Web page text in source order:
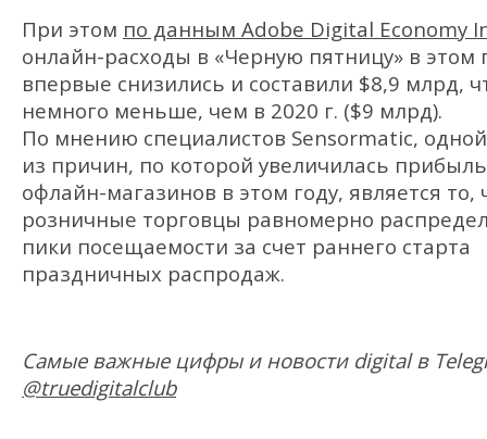
При этом по данным Adobe Digital Economy
онлайн-расходы в «Черную пятницу» в этом
впервые снизились и составили $8,9 млрд,
немного меньше, чем в 2020 г. ($9 млрд).
По мнению специалистов Sensormatic, одной
из причин, по которой увеличилась прибыль
офлайн-магазинов в этом году, является то,
розничные торговцы равномерно
пики посещаемости за счет раннего старта
праздничных распродаж.
Самые важные цифры и новости digital в
@truedigitalclub